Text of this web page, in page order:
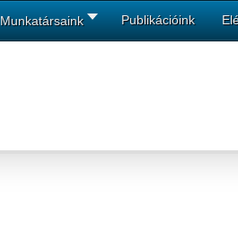
Munkatársaink Publikációink